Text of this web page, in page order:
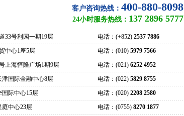
客户咨询热线： 400-880-8098
24小时服务热线： 137 2896 5777
33号利园一期19层 电话：(+852) 2537 7886
中心1座5层 电话：(010) 5979 7566
上海恒隆广场1期9层 电话：(021) 6252 4952
津国际金融中心8层 电话：(022) 5829 8755
国际中心15层 电话：(020) 2208 2580
庭中心23层 电话：(0755) 8270 1877